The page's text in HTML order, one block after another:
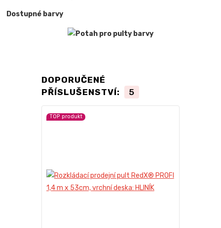
Dostupné barvy
DOPORUČENÉ
PŘÍSLUŠENSTVÍ:
5
TOP produkt